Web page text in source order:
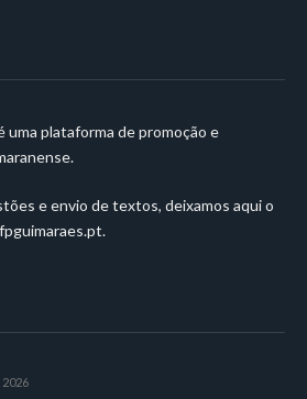
uma plataforma de promoção e
e envio de textos, deixamos aqui o
.
2026